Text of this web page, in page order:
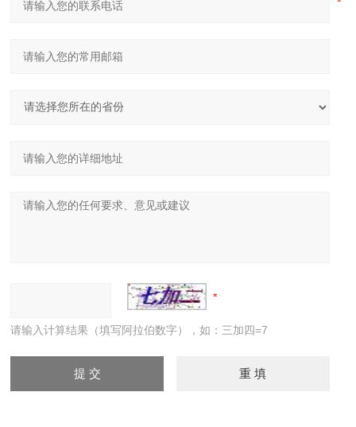
请输入计算结果（填写阿拉伯数字），如：三加四=7